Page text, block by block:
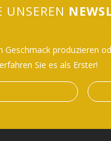
UNSEREN
Geschmack produzieren
Sie es als Erster!